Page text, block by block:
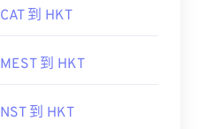
CAT 到 HKT
MEST 到 HKT
NST 到 HKT